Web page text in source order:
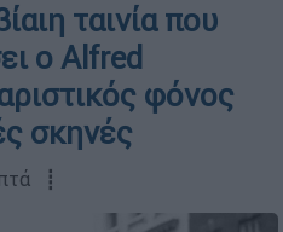
ταινία που
ο Alfred
φόνος
σκηνές
┋